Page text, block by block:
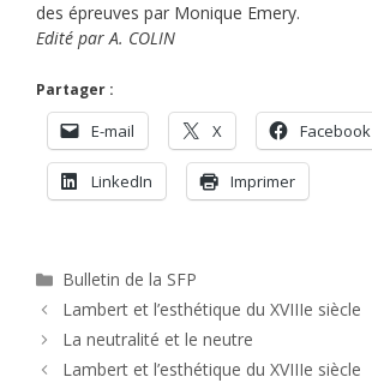
des épreuves par Monique Emery.
Edité par A. COLIN
Partager :
E-mail X Facebook
LinkedIn Imprimer
Catégories
Bulletin de la SFP
Lambert et l’esthétique du XVIIIe siècle
La neutralité et le neutre
Lambert et l’esthétique du XVIIIe siècle